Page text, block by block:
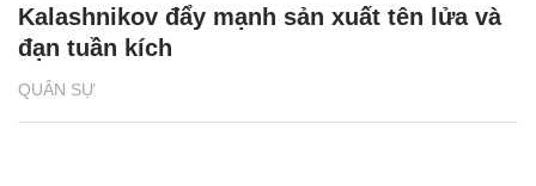
QUÂN SỰ
Kalashnikov đẩy mạnh sản xuất tên lửa và
đạn tuần kích